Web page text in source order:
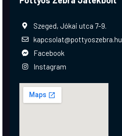
Szeged, Jókai utca 7-9.
kapcsolat@pottyoszebra.hu
Facebook
Instagram